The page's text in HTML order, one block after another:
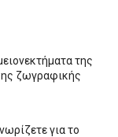
της
ζωγραφικής
για το